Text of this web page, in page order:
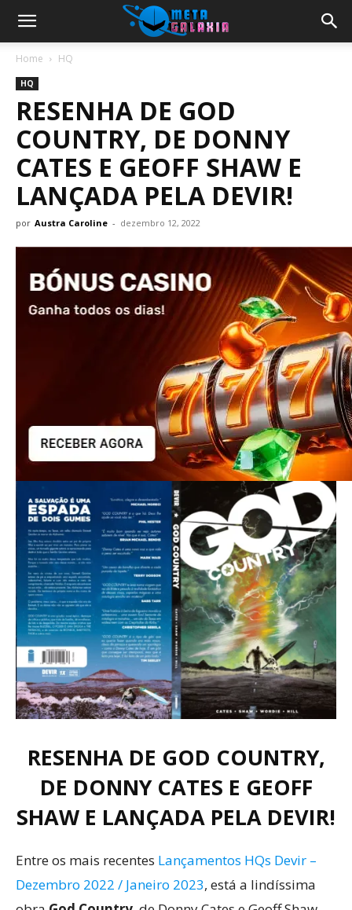
Home HQ
HQ
RESENHA DE GOD
COUNTRY, DE DONNY
CATES E GEOFF SHAW E
LANÇADA PELA DEVIR!
por Austra Caroline - dezembro 12, 2022
RESENHA DE GOD COUNTRY,
DE DONNY CATES E GEOFF
SHAW E LANÇADA PELA DEVIR!
Entre os mais recentes Lançamentos HQs Devir –
Dezembro 2022 / Janeiro 2023, está a lindíssima